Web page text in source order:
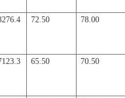
72.50 78.00
65.50 70.50